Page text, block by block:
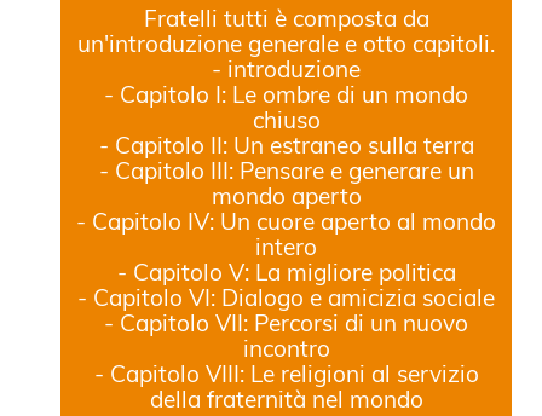
Fratelli tutti è composta da
un'introduzione generale e otto capitoli.
- introduzione
- Capitolo I: Le ombre di un mondo
chiuso
- Capitolo II: Un estraneo sulla terra
- Capitolo III: Pensare e generare un
mondo aperto
- Capitolo IV: Un cuore aperto al mondo
intero
- Capitolo V: La migliore politica
- Capitolo VI: Dialogo e amicizia sociale
- Capitolo VII: Percorsi di un nuovo
incontro
- Capitolo VIII: Le religioni al servizio
della fraternità nel mondo